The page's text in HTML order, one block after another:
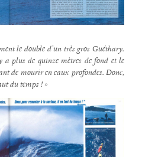
le double d’un très gros Guéthary.
a plus de quinze mètres de fond et le
de mourir en eaux profondes. Donc,
du temps ! »